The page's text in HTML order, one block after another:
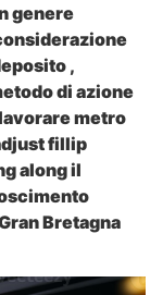
genere
,
di azione
metro
fillip
along il
Bretagna